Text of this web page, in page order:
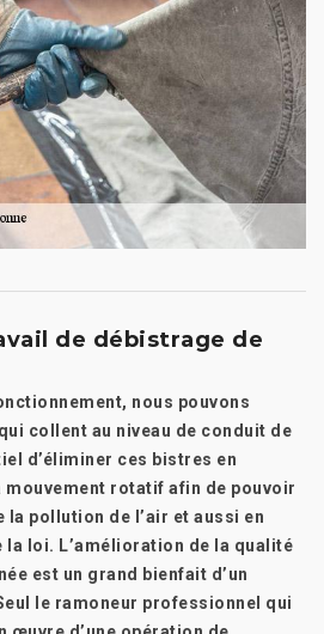
de débistrage de
nous pouvons
collent au niveau de conduit de
d’éliminer ces bistres en
mouvement rotatif afin de pouvoir
la pollution de l’air et aussi en
loi. L’amélioration de la qualité
est un grand bienfait d’un
le ramoneur professionnel qui